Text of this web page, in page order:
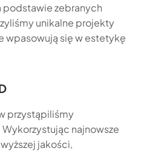
podstawie zebranych
unikalne projekty
wpasowują się w estetykę
przystąpiliśmy
najnowsze
jakości,